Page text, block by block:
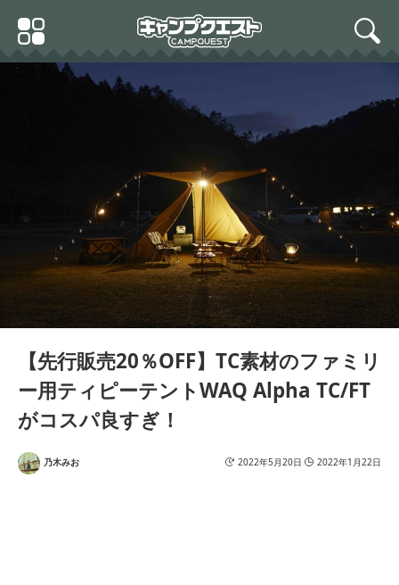
Primary
Menu
search
【先行販売20％OFF】TC素材のファミリ
ー用ティピーテントWAQ Alpha TC/FT
がコスパ良すぎ！
乃木みお 2022年5月20日 2022年1月22日